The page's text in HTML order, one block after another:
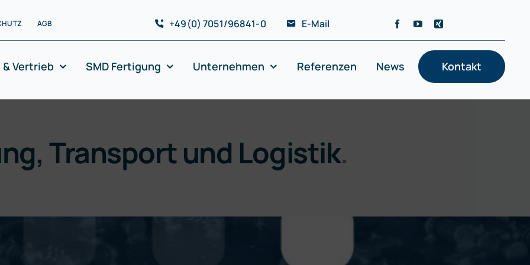
AGB +49(0) 7051/96841-0 E-Mail
Vertrieb SMD Fertigung Unternehmen Referenzen News Kontakt
Transport und Logistik.